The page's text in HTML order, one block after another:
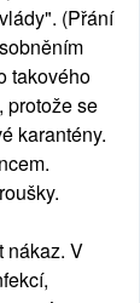
(Přání
takového
protože se
karantény.
nákaz. V